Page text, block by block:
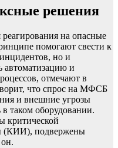
решения
на опасные
помогают свести к
но и
автоматизацию и
отмечают в
что спрос на МФСБ
и внешние угрозы
таком оборудовании.
критической
(КИИ), подвержены